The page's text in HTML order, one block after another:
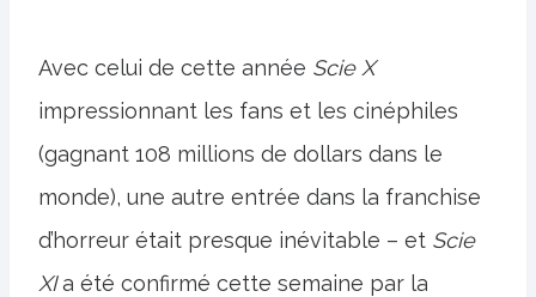
Avec celui de cette année Scie X
impressionnant les fans et les cinéphiles
(gagnant 108 millions de dollars dans le
monde), une autre entrée dans la franchise
d’horreur était presque inévitable – et Scie
XIa été confirmé cette semaine par la